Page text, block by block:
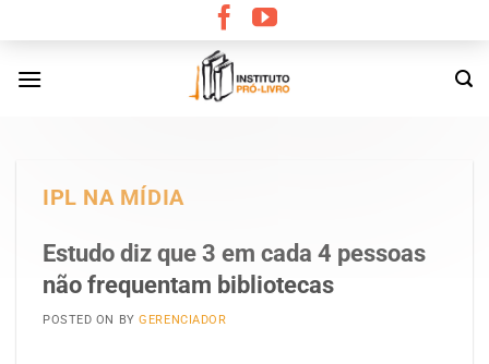
content
IPL NA MÍDIA
Estudo diz que 3 em cada 4 pessoas
não frequentam bibliotecas
POSTED ON BYGERENCIADOR